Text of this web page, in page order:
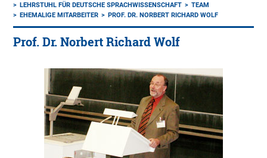
LEHRSTUHL FÜR DEUTSCHE SPRACHWISSENSCHAFT
TEAM
EHEMALIGE MITARBEITER
PROF. DR. NORBERT RICHARD WOLF
Prof. Dr. Norbert Richard Wolf